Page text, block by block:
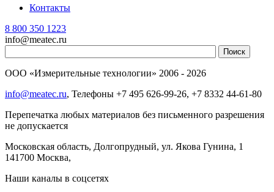
Контакты
8 800 350 1223
info@meatec.ru
ООО «Измерительные технологии» 2006 - 2026
info@meatec.ru, Телефоны +7 495 626-99-26, +7 8332 44-61-80
Перепечатка любых материалов без письменного разрешения
не допускается
Московская область, Долгопрудный, ул. Якова Гунина, 1
141700 Москва,
Наши каналы в соцсетях